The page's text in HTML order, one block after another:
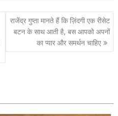
राजेंद्र गुप्ता मानते हैं कि ज़िंदगी एक रीसेट
बटन के साथ आती है, बस आपको अपनों
का प्यार और समर्थन चाहिए